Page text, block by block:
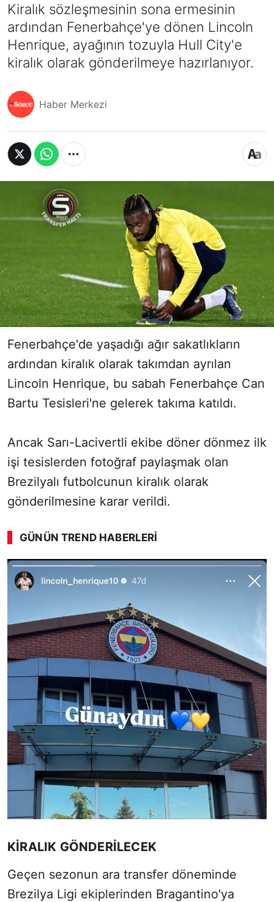
Kiralık sözleşmesinin sona ermesinin
ardından Fenerbahçe'ye dönen Lincoln
Henrique, ayağının tozuyla Hull City'e
kiralık olarak gönderilmeye hazırlanıyor.
Haber Merkezi
Fenerbahçe'de yaşadığı ağır sakatlıkların
ardından kiralık olarak takımdan ayrılan
Lincoln Henrique, bu sabah Fenerbahçe Can
Bartu Tesisleri'ne gelerek takıma katıldı.
Ancak Sarı-Lacivertli ekibe döner dönmez ilk
işi tesislerden fotoğraf paylaşmak olan
Brezilyalı futbolcunun kiralık olarak
gönderilmesine karar verildi.
GÜNÜN TREND HABERLERI
KİRALIK GÖNDERİLECEK
Geçen sezonun ara transfer döneminde
Brezilya Ligi ekiplerinden Bragantino'ya